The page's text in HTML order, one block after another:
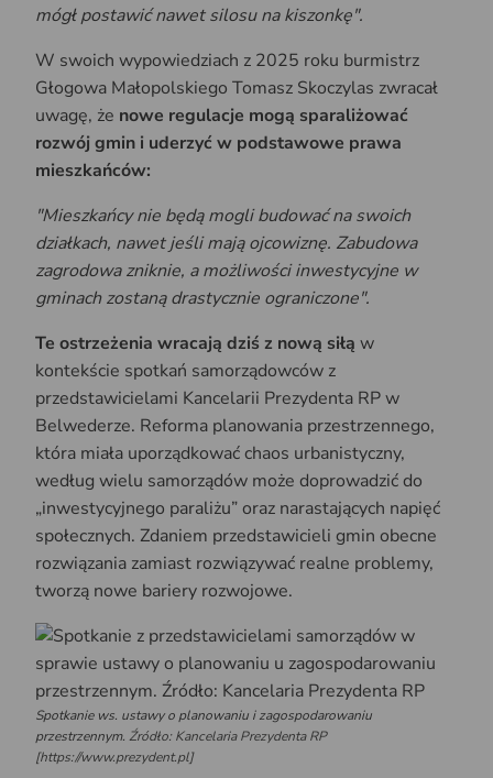
mógł postawić nawet silosu na kiszonkę".
W swoich wypowiedziach z 2025 roku burmistrz
Głogowa Małopolskiego Tomasz Skoczylas zwracał
uwagę, że nowe regulacje mogą sparaliżować
rozwój gmin i uderzyć w podstawowe prawa
mieszkańców:
"Mieszkańcy nie będą mogli budować na swoich
działkach, nawet jeśli mają ojcowiznę. Zabudowa
zagrodowa zniknie, a możliwości inwestycyjne w
gminach zostaną drastycznie ograniczone".
Te ostrzeżenia wracają dziś z nową siłą w
kontekście spotkań samorządowców z
przedstawicielami Kancelarii Prezydenta RP w
Belwederze. Reforma planowania przestrzennego,
która miała uporządkować chaos urbanistyczny,
według wielu samorządów może doprowadzić do
„inwestycyjnego paraliżu” oraz narastających napięć
społecznych. Zdaniem przedstawicieli gmin obecne
rozwiązania zamiast rozwiązywać realne problemy,
tworzą nowe bariery rozwojowe.
Spotkanie ws. ustawy o planowaniu i zagospodarowaniu
przestrzennym. Źródło: Kancelaria Prezydenta RP
[https://www.prezydent.pl]